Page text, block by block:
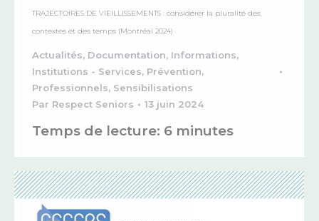
TRAJECTOIRES DE VIEILLISSEMENTS : considérer la pluralité des
contextes et des temps (Montréal 2024)
Actualités, Documentation, Informations,
Institutions - Services, Prévention,
Professionnels, Sensibilisations
Par Respect Seniors 13 juin 2024
Temps de lecture: 6 minutes